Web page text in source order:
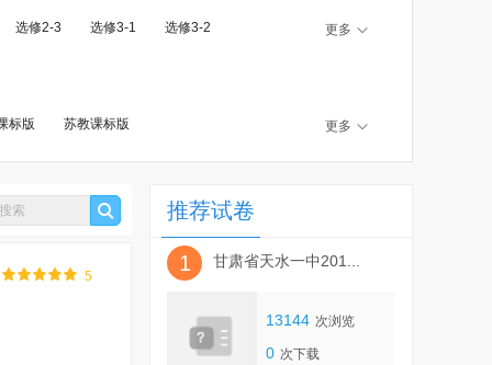
选修2-3 选修3-1 选修3-2
选修一 选修二
基础型课程
更多
标版 苏教课标版
中图版2019 中图课标版
粤教版课标版（旧版本）
沪教课标版
旧） 华东师大版（沪审试用本）
花城出版社
更多
5
推荐试卷
1 甘肃省天水一中201...
13144 次浏览
0 次下载